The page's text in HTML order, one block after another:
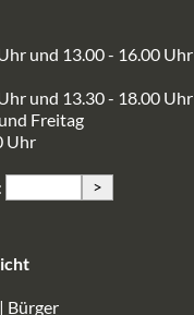
und 13.00 - 16.00 Uhr
und 13.30 - 18.00 Uhr
Freitag
Uhr
>
Bürger